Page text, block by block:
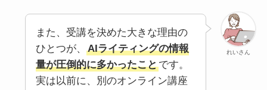
れいさん
また、受講を決めた大きな理由の
ひとつが、
AIライティングの情報
量が圧倒的に多かったことです。
実は以前に、別のオンライン講座